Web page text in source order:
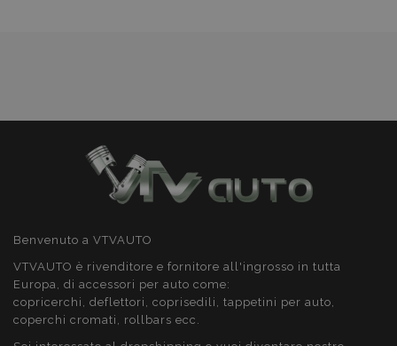
Benvenuto a VTVAUTO
VTVAUTO è rivenditore e fornitore all'ingrosso in tutta
Europa, di accessori per auto come:
copricerchi, deflettori, coprisedili, tappetini per auto,
coperchi cromati, rollbars ecc.
Strettamente necessari
Targeting
I cookie strettamente necessari consentono le
dell'utente e la gestione dell'account. Il sito web
cookie strettamente necessari.
Nome
Dominio